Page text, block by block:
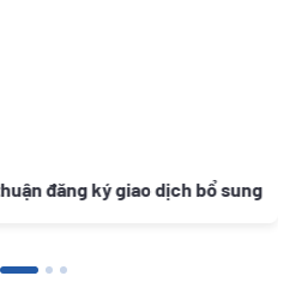
đăng ký giao dịch bổ sung